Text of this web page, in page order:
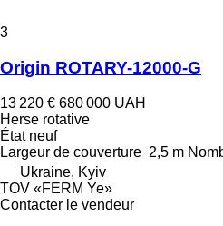
3
Origin ROTARY-12000-G
13 220 € 680 000 UAH
Herse rotative
Étatneuf
Largeur de couverture 2,5 m
Ukraine, Kyiv
TOV «FERM Ye»
Contacter le vendeur